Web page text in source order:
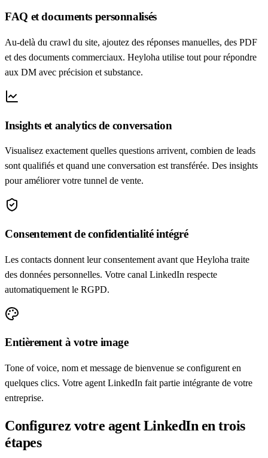
FAQ et documents personnalisés
Au-delà du crawl du site, ajoutez des réponses manuelles, des PDF
et des documents commerciaux. Heyloha utilise tout pour répondre
aux DM avec précision et substance.
Insights et analytics de conversation
Visualisez exactement quelles questions arrivent, combien de leads
sont qualifiés et quand une conversation est transférée. Des insights
pour améliorer votre tunnel de vente.
Consentement de confidentialité intégré
Les contacts donnent leur consentement avant que Heyloha traite
des données personnelles. Votre canal LinkedIn respecte
automatiquement le RGPD.
Entièrement à votre image
Tone of voice, nom et message de bienvenue se configurent en
quelques clics. Votre agent LinkedIn fait partie intégrante de votre
entreprise.
Configurez votre agent LinkedIn en trois
étapes